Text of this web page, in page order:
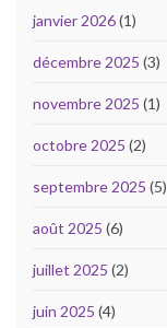
janvier 2026(1)
décembre 2025 (3)
novembre 2025 (1)
octobre 2025 (2)
septembre 2025 (5)
août 2025 (6)
juillet 2025 (2)
juin 2025 (4)